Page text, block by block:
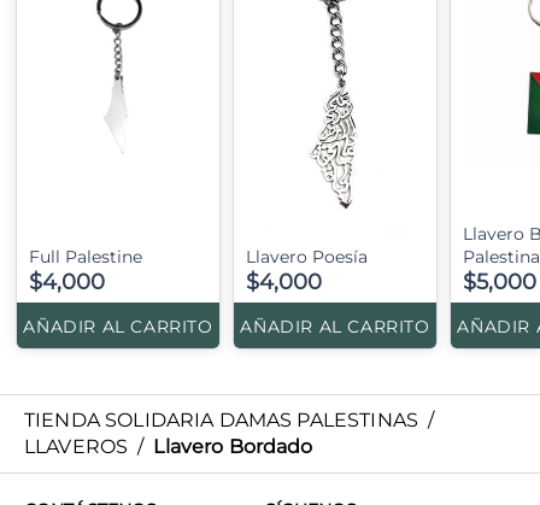
Full Palestine
$4,000
AÑADIR AL CARRITO
Llavero Poesía
$4,000
AÑADIR AL CARRITO
Llavero
Palestina
$5,000
AÑADIR
TIENDA SOLIDARIA DAMAS PALESTINAS /
LLAVEROS / Llavero Bordado